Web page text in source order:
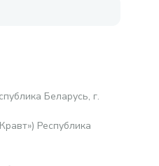
Беларусь, г.
Республика